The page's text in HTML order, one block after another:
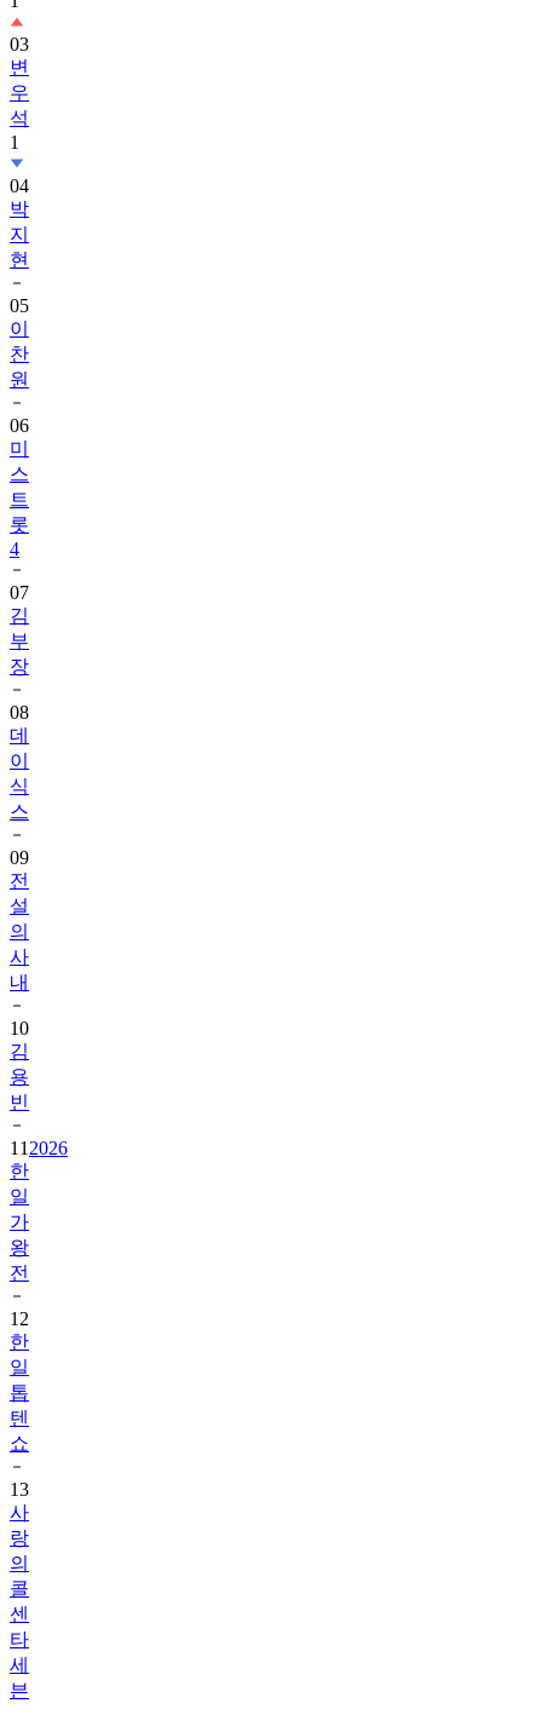
03
변
우
석
1
04
박
지
현
05
이
찬
원
06
미
스
트
롯
4
07
김
부
장
08
데
이
식
스
09
전
설
의
사
내
10
김
용
빈
11 2026
한
일
가
왕
전
12
한
일
톱
텐
쇼
13
사
랑
의
콜
센
타
세
븐